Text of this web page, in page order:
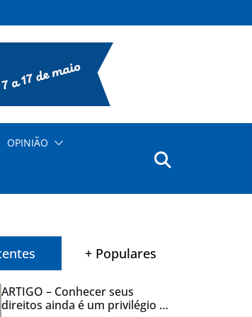
OPINIÃO
+ Populares
ARTIGO – Conhecer seus
direitos ainda é um privilégio no